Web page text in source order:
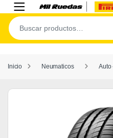
Inicio Neumaticos Auto